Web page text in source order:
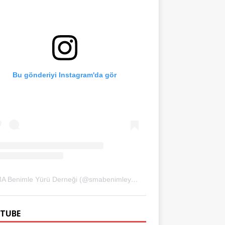
Bu gönderiyi Instagram'da gör
SMA Benimle Yürü Derneği (@smabenimleyuru)'in paylaştığı bir gönderi